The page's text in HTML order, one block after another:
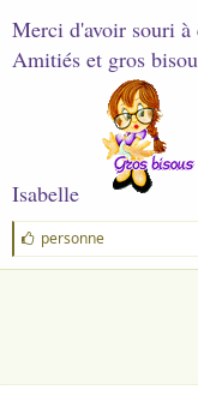
Merci d'avoir souri à
Amitiés et gros
Isabelle
J
'
a
personne